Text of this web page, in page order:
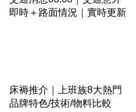
即時＋路面情況｜實時更新
床褥推介｜上班族8大熱門
品牌特色/技術/物料比較